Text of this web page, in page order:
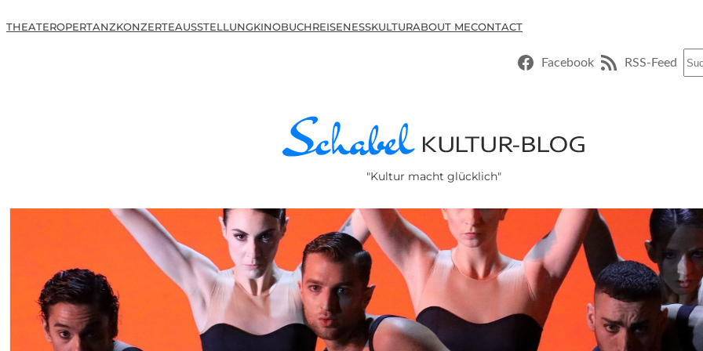
THEATEROPERTANZKONZERTEAUSSTELLUNGKINOBUCHREISENESSKULTURABOUT MECONTACT
Facebook RSS-Feed
"Kultur macht glücklich"